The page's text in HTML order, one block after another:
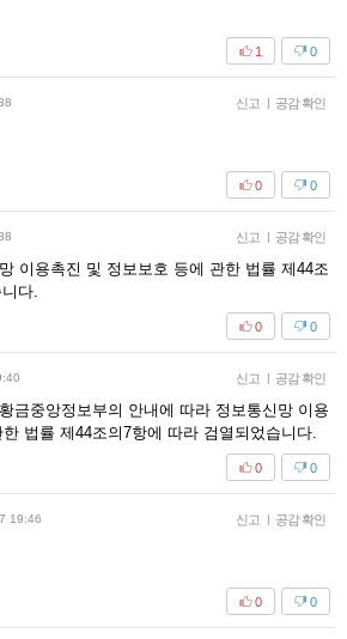
0
1
신고 공감 확인
0
0
신고 공감 확인
이용촉진 및 정보보호 등에 관한 법률 제44조
다.
0
0
신고 공감 확인
금중앙정보부의 안내에 따라 정보통신망 이용
법률 제44조의7항에 따라 검열되었습니다.
0
0
19:46 신고 공감 확인
0
0